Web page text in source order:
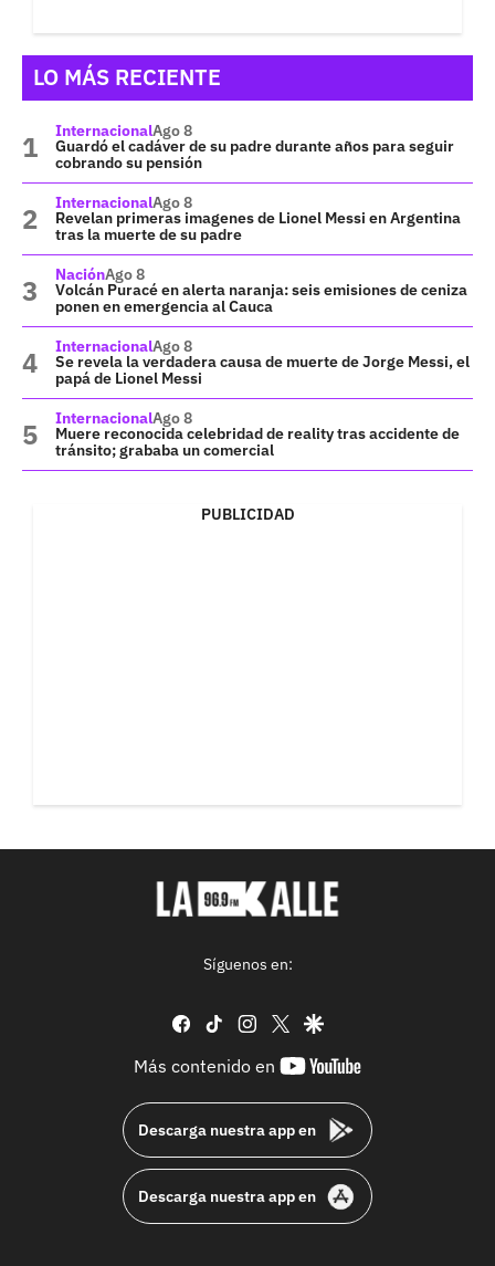
LO MÁS RECIENTE
InternacionalAgo 8
Guardó el cadáver de su padre durante años para seguir
cobrando su pensión
InternacionalAgo 8
Revelan primeras imagenes de Lionel Messi en Argentina
tras la muerte de su padre
NaciónAgo 8
Volcán Puracé en alerta naranja: seis emisiones de ceniza
ponen en emergencia al Cauca
InternacionalAgo 8
Se revela la verdadera causa de muerte de Jorge Messi, el
papá de Lionel Messi
InternacionalAgo 8
Muere reconocida celebridad de reality tras accidente de
tránsito; grababa un comercial
PUBLICIDAD
Síguenos en:
facebook
tiktok instagram
twittergoogle
Más contenido en
youtube-
Descarga nuestra app en
Descarga nuestra app en